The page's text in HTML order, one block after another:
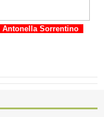
Antonella Sorrentino